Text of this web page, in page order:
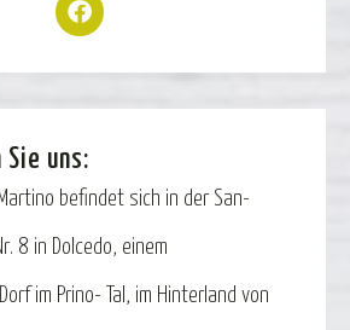
uns:
befindet sich in der San-
8 in Dolcedo, einem
im Prino- Tal, im Hinterland von